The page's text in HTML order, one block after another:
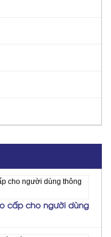
cấp cho người dùng